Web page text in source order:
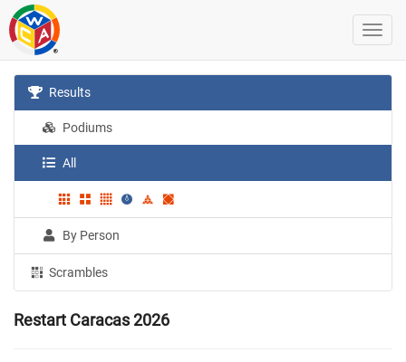
Results
Podiums
All
By Person
Scrambles
Restart Caracas 2026